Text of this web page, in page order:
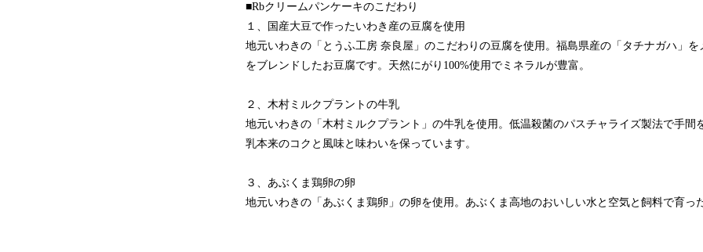
■Rbクリームパンケーキのこだわり
１、国産大豆で作ったいわき産の豆腐を使用
地元いわきの「とうふ工房 奈良屋」のこだわりの豆腐を使用。福島県産の「タチナガハ」
をブレンドしたお豆腐です。天然にがり100%使用でミネラルが豊富。
２、木村ミルクプラントの牛乳
地元いわきの「木村ミルクプラント」の牛乳を使用。低温殺菌のパスチャライズ製法で手間
乳本来のコクと風味と味わいを保っています。
３、あぶくま鶏卵の卵
地元いわきの「あぶくま鶏卵」の卵を使用。あぶくま高地のおいしい水と空気と飼料で育っ